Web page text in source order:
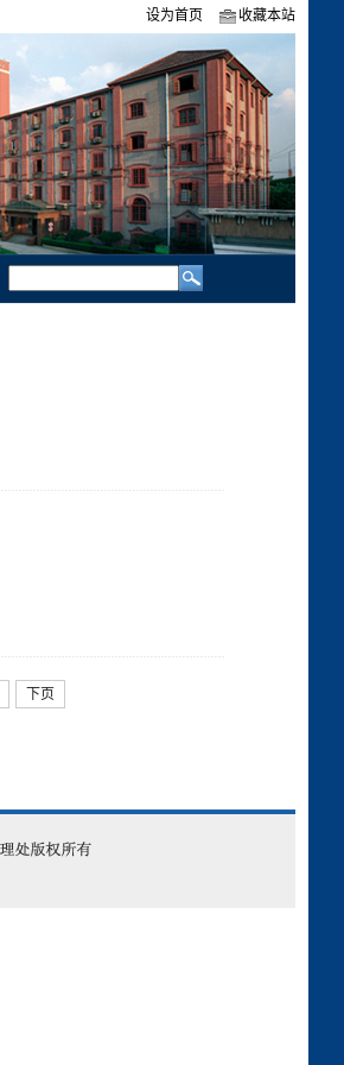
设为首页 收藏本站
下页